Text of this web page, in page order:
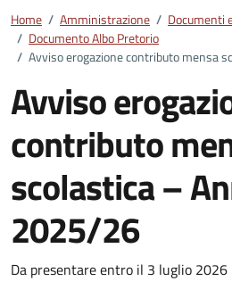
Home / Amministrazione / Documenti
/ Documento Albo Pretorio
/ Avviso erogazione contributo mensa
Avviso
contributo
scolastica –
2025/26
Dettagli del
Da presentare entro il 3 luglio 2026